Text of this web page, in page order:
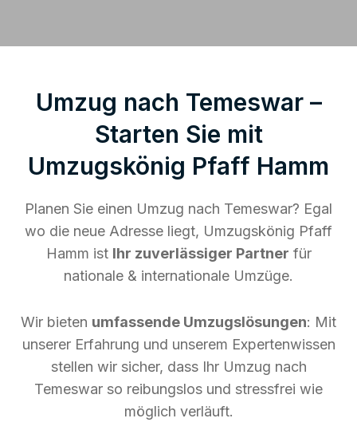
Umzug nach Temeswar –
Starten Sie mit
Umzugskönig Pfaff Hamm
Planen Sie einen Umzug nach Temeswar? Egal
wo die neue Adresse liegt, Umzugskönig Pfaff
Hamm ist Ihr zuverlässiger Partner für
nationale & internationale Umzüge.
Wir bieten umfassende Umzugslösungen: Mit
unserer Erfahrung und unserem Expertenwissen
stellen wir sicher, dass Ihr Umzug nach
Temeswar so reibungslos und stressfrei wie
möglich verläuft.